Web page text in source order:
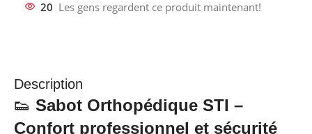
20 Les gens regardent ce produit maintenant!
Description
👟 Sabot Orthopédique STI –
Confort professionnel et sécurité